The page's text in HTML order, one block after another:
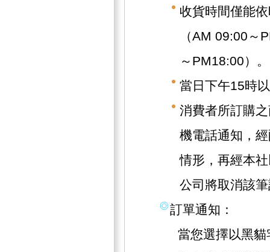
收貨時間僅能
（AM 09:00～
～PM18:00）。
當日下午15時
消費者所訂購
機電話通知，
情形，再經本
公司將取消該
訂單通知：
當您選擇以黑